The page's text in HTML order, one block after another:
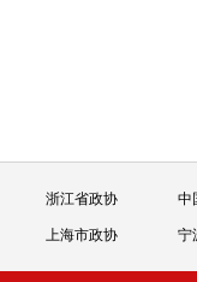
浙江省政协 中
上海市政协 宁